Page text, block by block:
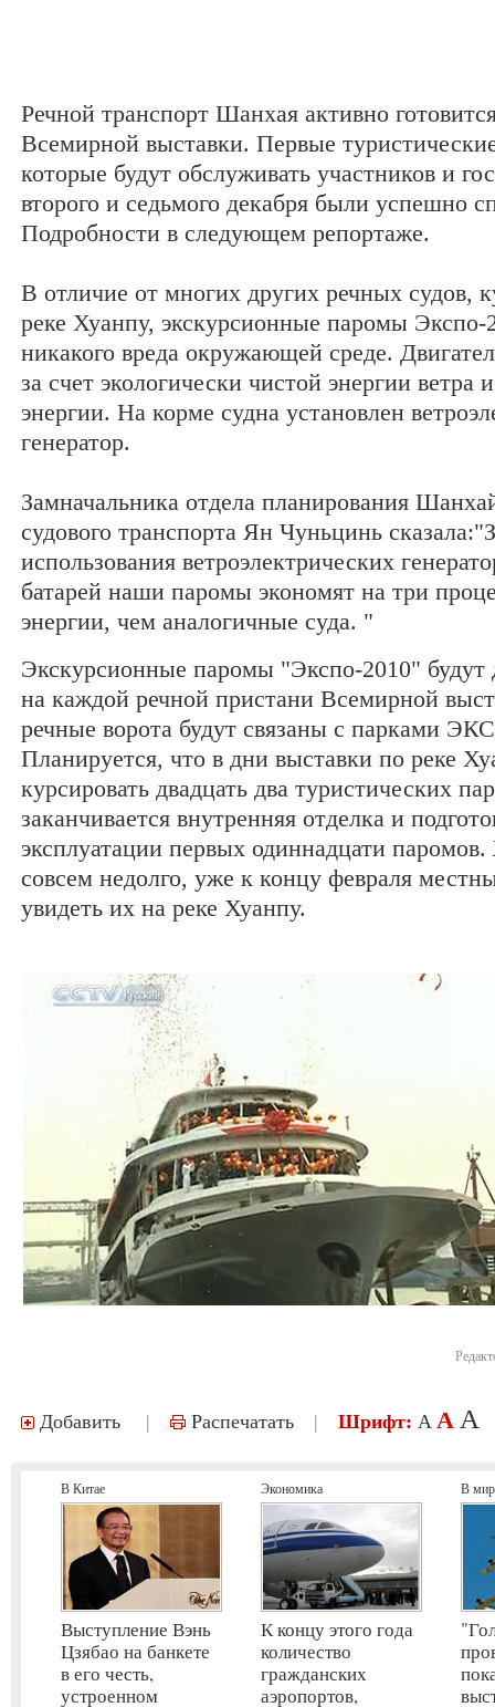
Речной транспорт Шанхая активно
Всемирной выставки. Первые
которые будут обслуживать участников и
второго и седьмого декабря были успешно
Подробности в следующем репортаже.
В отличие от многих других речных судов,
реке Хуанпу, экскурсионные паромы Экспо-
никакого вреда окружающей среде.
за счет экологически чистой энергии ветра
энергии. На корме судна установлен
генератор.
Замначальника отдела планирования
судового транспорта Ян Чуньцинь
использования ветроэлектрических
батарей наши паромы экономят на три
энергии, чем аналогичные суда. "
Экскурсионные паромы "Экспо-2010" будут
на каждой речной пристани Всемирной
речные ворота будут связаны с парками
Планируется, что в дни выставки по реке
курсировать двадцать два туристических
заканчивается внутренняя отделка и
эксплуатации первых одиннадцати
совсем недолго, уже к концу февраля
увидеть их на реке Хуанпу.
Добавить | Распечатать | Шрифт: A A A
В Китае
Выступление Вэнь
Цзябао на банкете
в его честь,
устроенном
Экономика
К концу этого года
количество
гражданских
аэропортов,
В